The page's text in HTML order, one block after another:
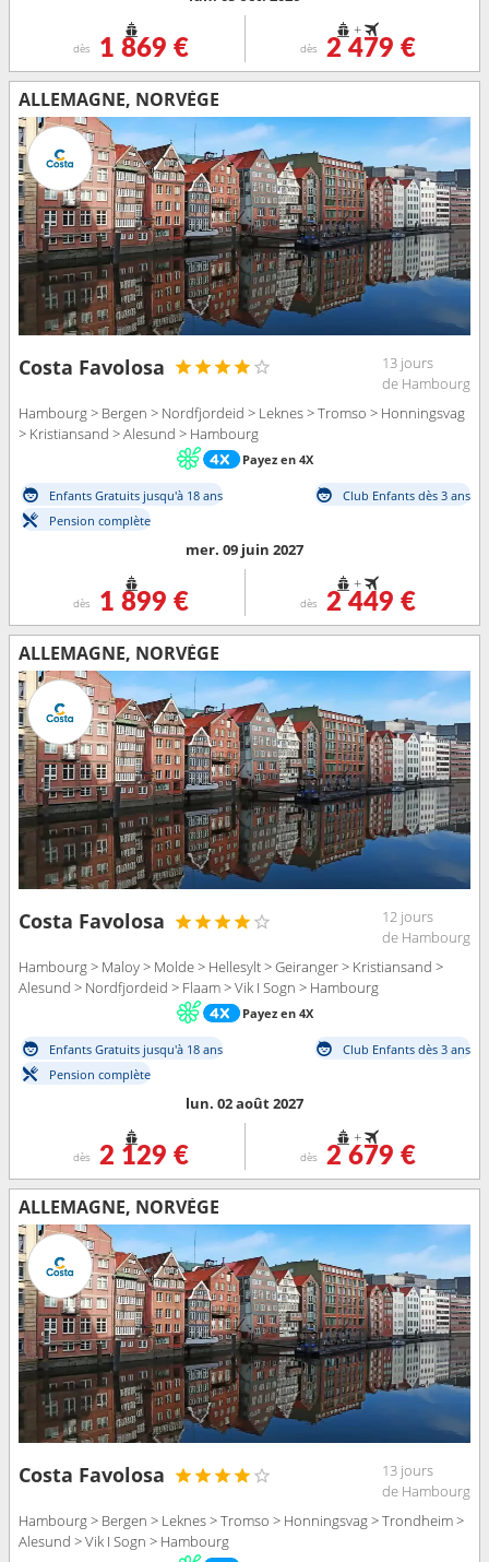
dès 1 869 €
+
dès 2 479 €
ALLEMAGNE, NORVÈGE
Costa Favolosa
13 jours
de Hambourg
Hambourg > Bergen > Nordfjordeid > Leknes > Tromso > Honningsvag
> Kristiansand > Alesund > Hambourg
Payez en 4X
Enfants Gratuits jusqu'à 18 ans
Club Enfants dès 3 ans
Pension complète
mer. 09 juin 2027
dès 1 899 €
+
dès 2 449 €
ALLEMAGNE, NORVÈGE
Costa Favolosa
12 jours
de Hambourg
Hambourg > Maloy > Molde > Hellesylt > Geiranger > Kristiansand >
Alesund > Nordfjordeid > Flaam > Vik I Sogn > Hambourg
Payez en 4X
Enfants Gratuits jusqu'à 18 ans
Club Enfants dès 3 ans
Pension complète
lun. 02 août 2027
dès 2 129 €
+
dès 2 679 €
ALLEMAGNE, NORVÈGE
Costa Favolosa
13 jours
de Hambourg
Hambourg > Bergen > Leknes > Tromso > Honningsvag > Trondheim >
Alesund > Vik I Sogn > Hambourg